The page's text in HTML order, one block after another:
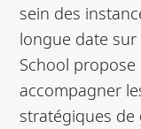
sein des
longue date sur
School
accompagner
stratégiques de